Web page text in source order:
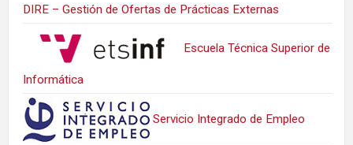
DIRE – Gestión de Ofertas de Prácticas Externas
Escuela Técnica Superior de
Informática
Servicio Integrado de Empleo